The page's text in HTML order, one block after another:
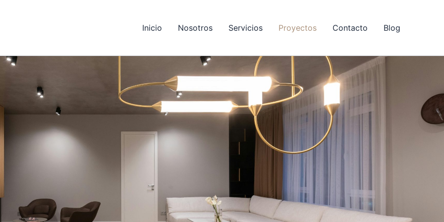
Inicio Nosotros Servicios Proyectos Contacto Blog